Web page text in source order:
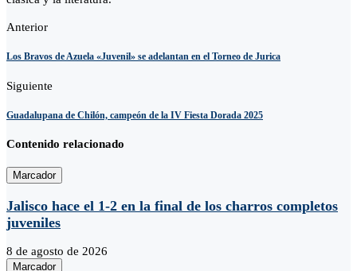
Anterior
Los Bravos de Azuela «Juvenil» se adelantan en el Torneo de Jurica
Siguiente
Guadalupana de Chilón, campeón de la IV Fiesta Dorada 2025
Contenido relacionado
Marcador
Jalisco hace el 1-2 en la final de los charros completos
juveniles
8 de agosto de 2026
Marcador